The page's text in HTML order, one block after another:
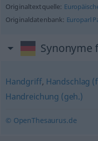
Originaltextquelle:
Originaldatenbank: Europarl
Synonyme
Handgriff, Handschlag
Handreichung (geh.)
© OpenThesaurus.de